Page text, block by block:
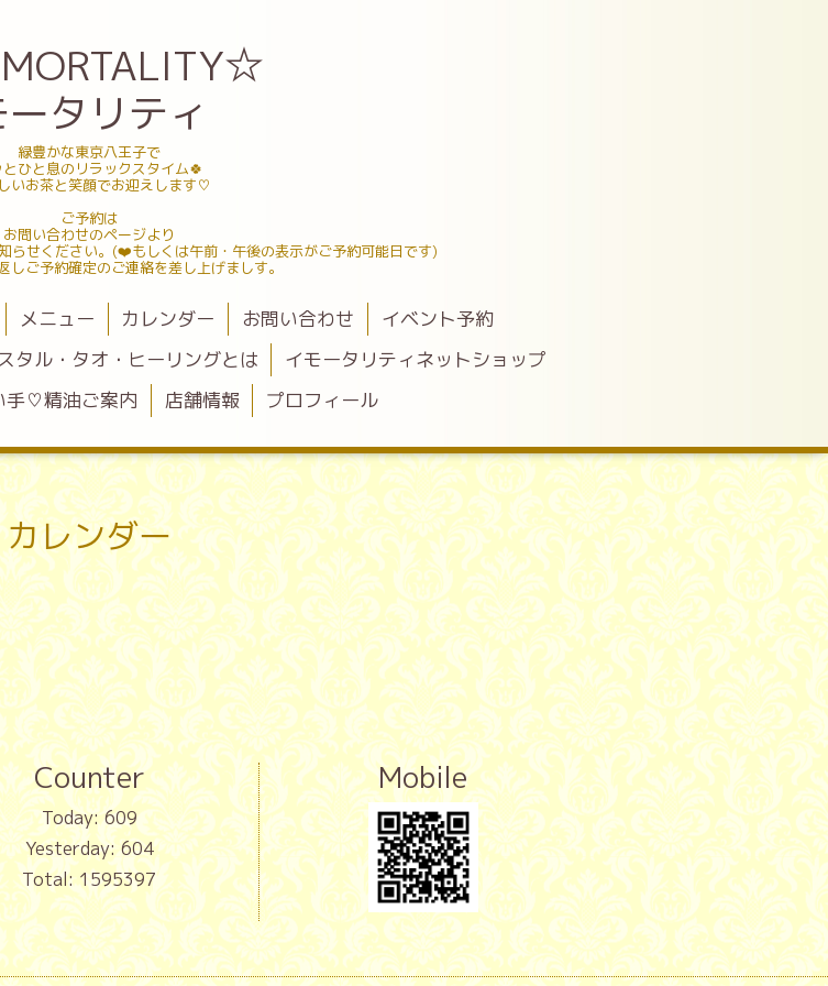
ータリティ
緑豊かな東京八王子で
とひと息のリラックスタイム🍀
いお茶と笑顔でお迎えします♡
ご予約は
お問い合わせのページより
らせください。(❤️もしくは午前・午後の表示がご予約可能日です)
しご予約確定のご連絡を差し上げましす。
メニュー カレンダー お問い合わせ
イベント予約
タル・タオ・ヒーリングとは
イモータリティネットショップ
手♡精油ご案内
店舗情報 プロフィール
カレンダー
Counter
Today:609
Yesterday:604
Total:1595397
Mobile